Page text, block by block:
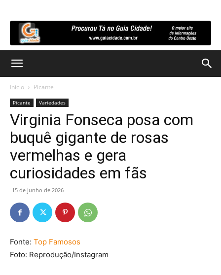
Início Picante
Picante Variedades
Virginia Fonseca posa com
buquê gigante de rosas
vermelhas e gera
curiosidades em fãs
15 de junho de 2026
Fonte: Top Famosos
Foto: Reprodução/Instagram